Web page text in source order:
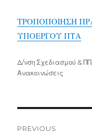
ΤΡΟΠΟΠΟΙΗΣΗ
ΥΠΟΕΡΓΟΥ ΠΤΑ
Author
Δ/νση Σχεδιασμού &
Ανακοινώσεις
navigation
PREVIOUS